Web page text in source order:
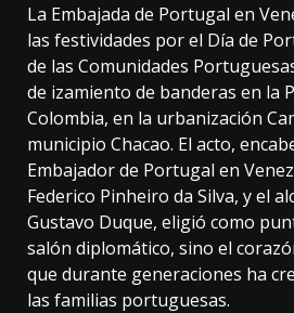
La Embajada de Portugal en
las festividades por el Día de
de las Comunidades
de izamiento de banderas en la
Colombia, en la urbanización
municipio Chacao. El acto,
Embajador de Portugal en
Federico Pinheiro da Silva, y el
Gustavo Duque, eligió como
salón diplomático, sino el
que durante generaciones ha
las familias portuguesas.